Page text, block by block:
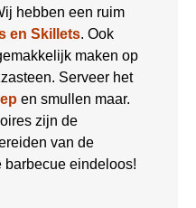
hebben een ruim
en Skillets. Ook
maken op
Serveer het
en smullen maar.
zijn de
van de
barbecue eindeloos!